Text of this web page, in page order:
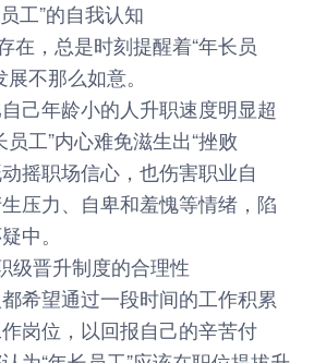
工”的自我认知
，总是时刻提醒着“年长员
不那么如意。
年龄小的人升职速度明显超
工”内心难免滋生出“挫败
动摇职场信心，也伤害职业自
压力、自卑和羞愧等情绪，陷
中。
级晋升制度的合理性
望通过一段时间的工作积累
岗位，以回报自己的辛苦付